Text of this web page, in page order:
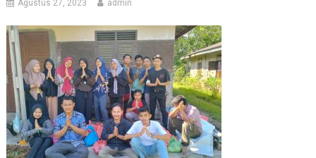
Agustus 27, 2023 admin